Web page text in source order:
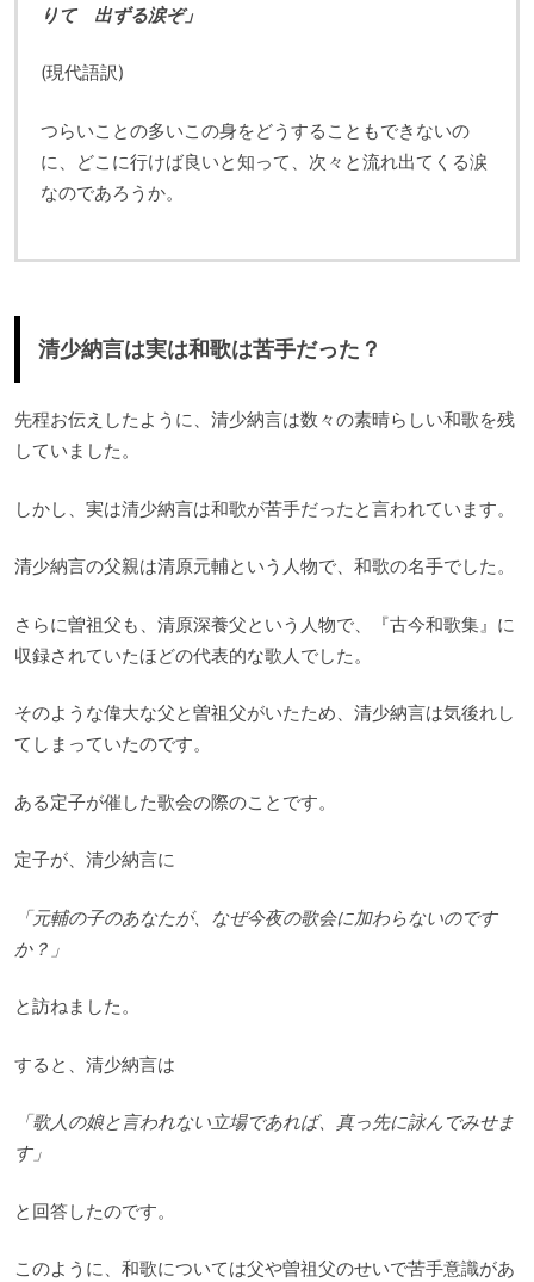
りて 出ずる涙ぞ」
(現代語訳)
つらいことの多いこの身をどうすることもできないの
に、どこに行けば良いと知って、次々と流れ出てくる涙
なのであろうか。
清少納言は実は和歌は苦手だった？
先程お伝えしたように、清少納言は数々の素晴らしい和歌を残
していました。
しかし、実は清少納言は和歌が苦手だったと言われています。
清少納言の父親は清原元輔という人物で、和歌の名手でした。
さらに曽祖父も、清原深養父という人物で、『古今和歌集』に
収録されていたほどの代表的な歌人でした。
そのような偉大な父と曽祖父がいたため、清少納言は気後れし
てしまっていたのです。
ある定子が催した歌会の際のことです。
定子が、清少納言に
「元輔の子のあなたが、なぜ今夜の歌会に加わらないのです
か？」
と訪ねました。
すると、清少納言は
「歌人の娘と言われない立場であれば、真っ先に詠んでみせま
す」
と回答したのです。
このように、和歌については父や曽祖父のせいで苦手意識があ